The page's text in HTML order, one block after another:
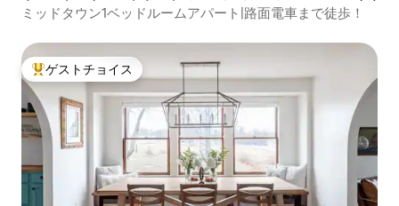
ート
ミッドタウン1ベッドルームアパート|路面電車まで徒歩！
大好評のゲストチョイスです。
ゲストチョイス